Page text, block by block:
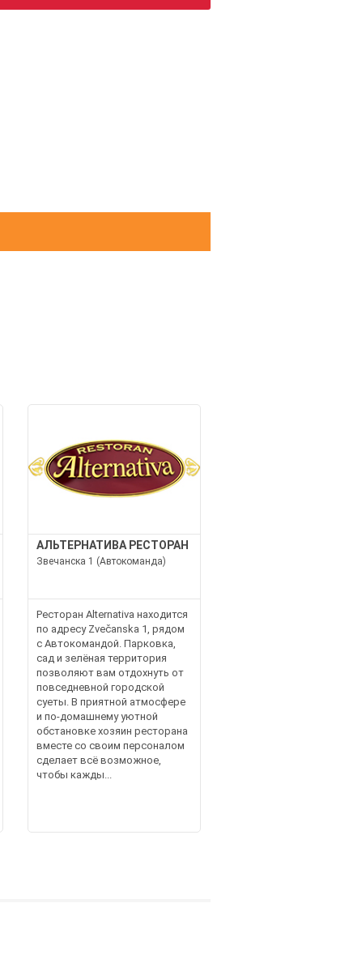
АЛЬТЕРНАТИВА РЕСТОРАН
Звечанска 1 (Автокоманда)
Ресторан Alternativa находится
по адресу Zvečanska 1, рядом
с Автокомандой. Парковка,
сад и зелёная территория
позволяют вам отдохнуть от
повседневной городской
суеты. В приятной атмосфере
и по-домашнему уютной
обстановке хозяин ресторана
вместе со своим персоналом
сделает всё возможное,
чтобы кажды...